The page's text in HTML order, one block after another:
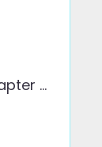
...